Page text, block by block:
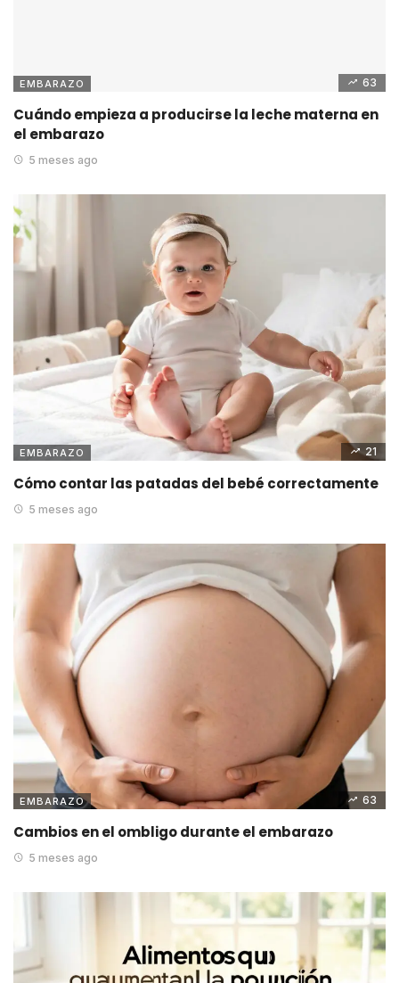
EMBARAZO 63
Cuándo empieza a producirse la leche materna en
el embarazo
5 meses ago
EMBARAZO 21
Cómo contar las patadas del bebé correctamente
5 meses ago
EMBARAZO 63
Cambios en el ombligo durante el embarazo
5 meses ago